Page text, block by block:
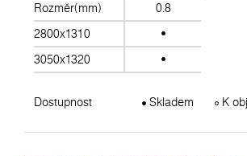
Rozměr(mm)
0.8
2800x1310
3050x1320
Dostupnost Skladem K